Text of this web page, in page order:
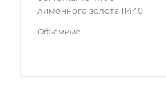
лимонного золота 114401
Объёмные